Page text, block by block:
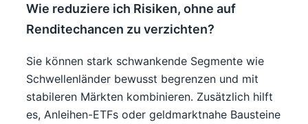
Wie reduziere ich Risiken, ohne auf
Renditechancen zu verzichten?
Sie können stark schwankende Segmente wie
Schwellenländer bewusst begrenzen und mit
stabileren Märkten kombinieren. Zusätzlich hilft
es, Anleihen-ETFs oder geldmarktnahe Bausteine